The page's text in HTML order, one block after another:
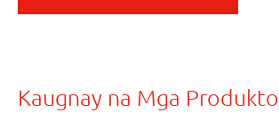
Kaugnay na Mga Produkto